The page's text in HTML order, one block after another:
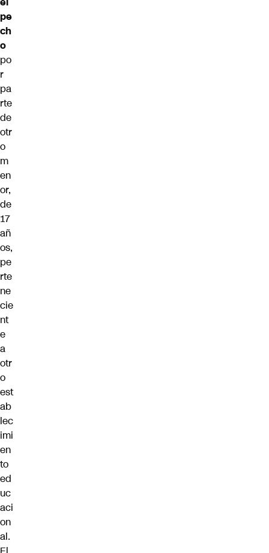
pe
ch
o
po
r
pa
rte
de
otr
o
m
en
or,
de
17
añ
os,
pe
rte
ne
cie
nt
e
a
otr
o
est
ab
lec
imi
en
to
ed
uc
aci
on
al.